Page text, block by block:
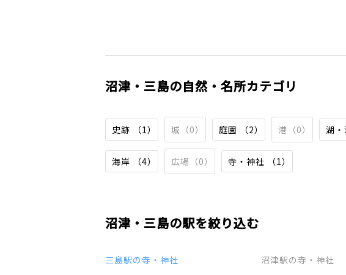
沼津・三島の自然・名所カテゴリ
史跡 （1） 城（0） 庭園 （2） 港（0） 湖・
海岸 （4） 広場（0） 寺・神社 （1）
沼津・三島の駅を絞り込む
三島駅の寺・神社 沼津駅の寺・神社